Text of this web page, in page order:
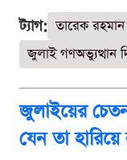
ট্যাগ: তারেক রহমান
জুলাই গণঅভ্যুত্থান
জুলাইয়ের
যেন তা হারিয়ে